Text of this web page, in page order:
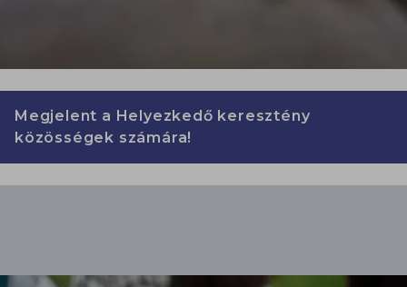
Megjelent a Helyezkedő keresztény
közösségek számára!